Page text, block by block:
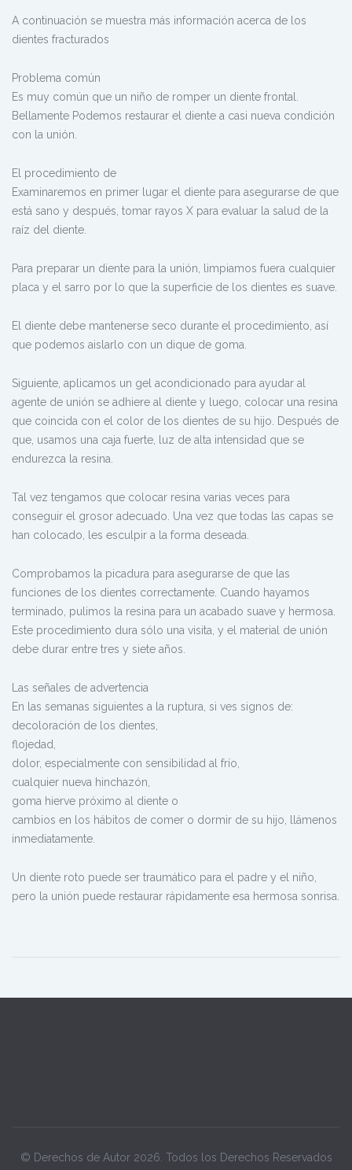
A continuación se muestra más información acerca de los
dientes fracturados
Problema común
Es muy común que un niño de romper un diente frontal.
Bellamente Podemos restaurar el diente a casi nueva condición
con la unión.
El procedimiento de
Examinaremos en primer lugar el diente para asegurarse de que
está sano y después, tomar rayos X para evaluar la salud de la
raíz del diente.
Para preparar un diente para la unión, limpiamos fuera cualquier
placa y el sarro por lo que la superficie de los dientes es suave.
El diente debe mantenerse seco durante el procedimiento, así
que podemos aislarlo con un dique de goma.
Siguiente, aplicamos un gel acondicionado para ayudar al
agente de unión se adhiere al diente y luego, colocar una resina
que coincida con el color de los dientes de su hijo. Después de
que, usamos una caja fuerte, luz de alta intensidad que se
endurezca la resina.
Tal vez tengamos que colocar resina varias veces para
conseguir el grosor adecuado. Una vez que todas las capas se
han colocado, les esculpir a la forma deseada.
Comprobamos la picadura para asegurarse de que las
funciones de los dientes correctamente. Cuando hayamos
terminado, pulimos la resina para un acabado suave y hermosa.
Este procedimiento dura sólo una visita, y el material de unión
debe durar entre tres y siete años.
Las señales de advertencia
En las semanas siguientes a la ruptura, si ves signos de:
decoloración de los dientes,
flojedad,
dolor, especialmente con sensibilidad al frío,
cualquier nueva hinchazón,
goma hierve próximo al diente o
cambios en los hábitos de comer o dormir de su hijo, llámenos
inmediatamente.
Un diente roto puede ser traumático para el padre y el niño,
pero la unión puede restaurar rápidamente esa hermosa sonrisa.
© Derechos de Autor 2026. Todos los Derechos Reservados